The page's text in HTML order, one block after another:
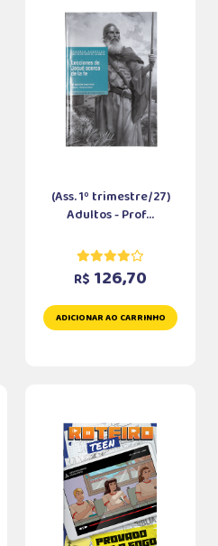
(Ass. 1º trimestre/27)
Adultos - Prof...
R$ 126,70
ADICIONAR AO CARRINHO